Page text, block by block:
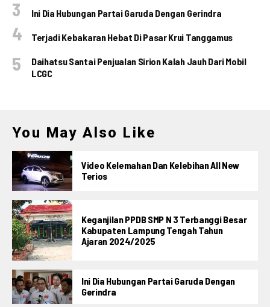
Ini Dia Hubungan Partai Garuda Dengan Gerindra
Terjadi Kebakaran Hebat Di Pasar Krui Tanggamus
Daihatsu Santai Penjualan Sirion Kalah Jauh Dari Mobil
LCGC
You May Also Like
Video Kelemahan Dan Kelebihan All New
Terios
Keganjilan PPDB SMP N 3 Terbanggi Besar
Kabupaten Lampung Tengah Tahun
Ajaran 2024/2025
Ini Dia Hubungan Partai Garuda Dengan
Gerindra